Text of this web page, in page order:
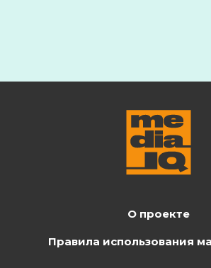
О проекте
Правила использования